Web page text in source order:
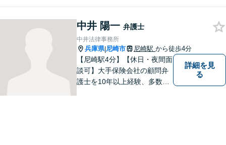
中井 陽一 弁護士
中井法律事務所
兵庫県|尼崎市 尼崎駅 から徒歩4分
【尼崎駅4分】【休日・夜間面
談可】大手保険会社の顧問弁
護士を10年以上経験、多数の
詳細を見
る